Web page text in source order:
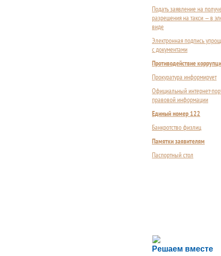
Подать заявление на
разрешения на такси — в
виде
Электронная подпись
с документами
Противодействие
Прокуратура информирует
Официальный интернет-
правовой информации
Единый номер 122
Банкротство физлиц
Памятки заявителям
Паспортный стол
Решаем вместе
Сложности с
Сообщите об этом